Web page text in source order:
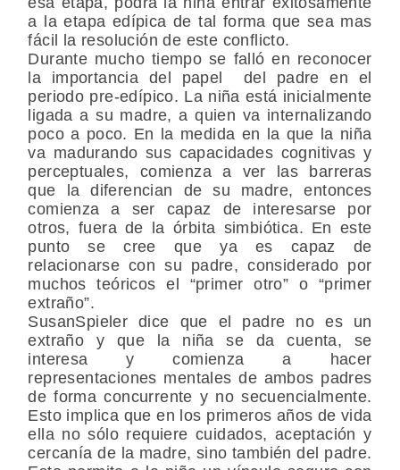
a la etapa edípica de tal forma que sea mas
fácil la resolución de este conflicto.
Durante mucho tiempo se falló en reconocer
la importancia del papel del padre en el
periodo pre-edípico. La niña está inicialmente
ligada a su madre, a quien va internalizando
poco a poco. En la medida en la que la niña
va madurando sus capacidades cognitivas y
perceptuales, comienza a ver las barreras
que la diferencian de su madre, entonces
comienza a ser capaz de interesarse por
otros, fuera de la órbita simbiótica. En este
punto se cree que ya es capaz de
relacionarse con su padre, considerado por
muchos teóricos el “primer otro” o “primer
extraño”.
SusanSpieler dice que el padre no es un
extraño y que la niña se da cuenta, se
interesa y comienza a hacer
representaciones mentales de ambos padres
de forma concurrente y no secuencialmente.
Esto implica que en los primeros años de vida
ella no sólo requiere cuidados, aceptación y
cercanía de la madre, sino también del padre.